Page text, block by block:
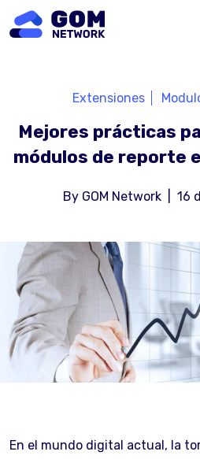
Mejores prácticas
módulos de reporte
Extensiones
By GOM Network 16
En el mundo digital actual, la